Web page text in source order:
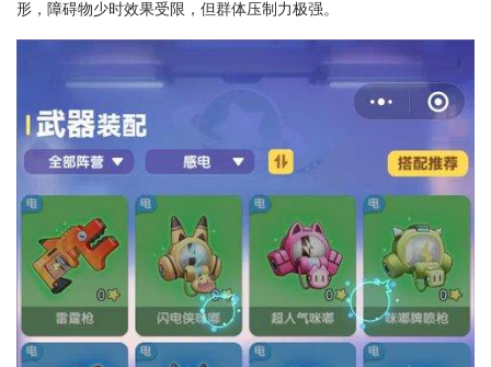
形，障碍物少时效果受限，但群体压制力极强。